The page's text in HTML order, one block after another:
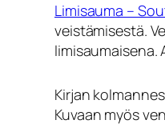
Limisauma –
veistämisestä.
Kirjan
Kuvaan myös